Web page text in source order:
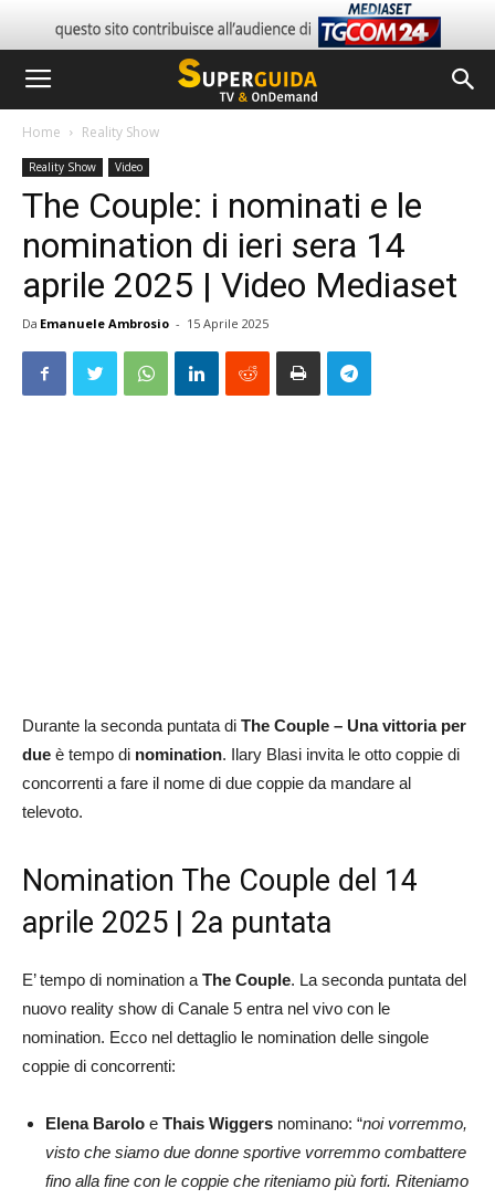
Home Reality Show
Reality Show Video
The Couple: i nominati e le
nomination di ieri sera 14
aprile 2025 | Video Mediaset
Da Emanuele Ambrosio - 15 Aprile 2025
Durante la seconda puntata di The Couple – Una vittoria per
due è tempo di nomination. Ilary Blasi invita le otto coppie di
concorrenti a fare il nome di due coppie da mandare al
televoto.
Nomination The Couple del 14
aprile 2025 | 2a puntata
E’ tempo di nomination aThe Couple. La seconda puntata del
nuovo reality show di Canale 5 entra nel vivo con le
nomination. Ecco nel dettaglio le nomination delle singole
coppie di concorrenti:
Elena Barolo e Thais Wiggers nominano: “noi vorremmo,
visto che siamo due donne sportive vorremmo combattere
fino alla fine con le coppie che riteniamo più forti. Riteniamo